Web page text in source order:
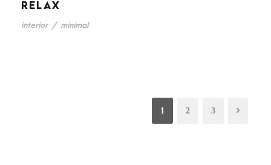
RELAX
interior / minimal
1 2 3